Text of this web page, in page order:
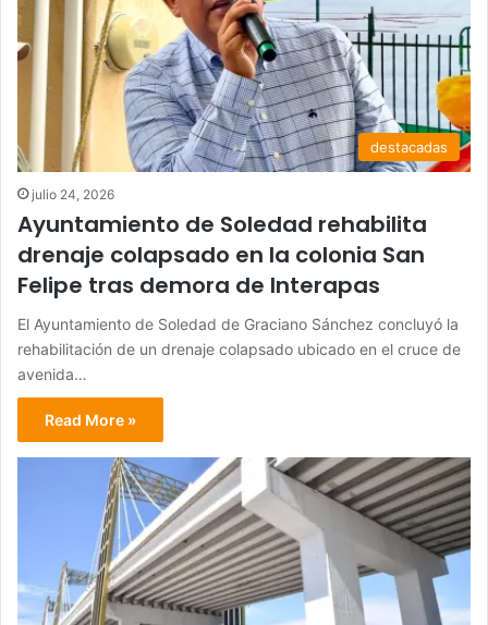
destacadas
julio 24, 2026
Ayuntamiento de Soledad rehabilita
drenaje colapsado en la colonia San
Felipe tras demora de Interapas
El Ayuntamiento de Soledad de Graciano Sánchez concluyó la
rehabilitación de un drenaje colapsado ubicado en el cruce de
avenida…
Read More »